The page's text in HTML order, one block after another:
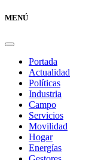
MENÚ
Portada
Actualidad
Políticas
Industria
Campo
Servicios
Movilidad
Hogar
Energías